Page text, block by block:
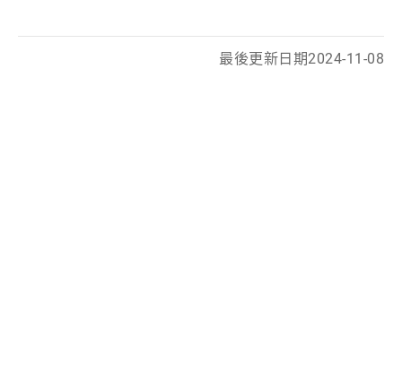
最後更新日期2024-11-08